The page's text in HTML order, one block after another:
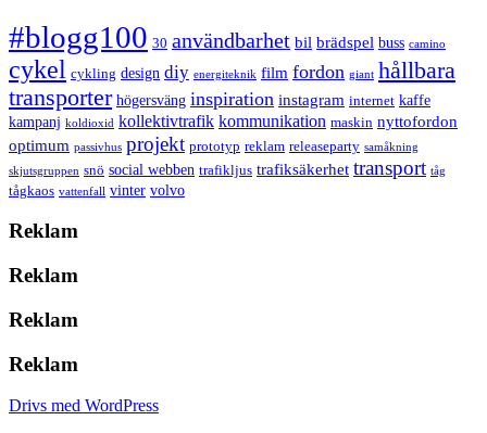
#blogg100 30 användbarhet bil brädspel buss camino
cykel cykling design diy energiteknik film fordon giant hållbara
transporter högersväng inspiration instagram internet kaffe
kampanj koldioxid kollektivtrafik kommunikation maskin nyttofordon
optimum passivhus projekt prototyp reklam releaseparty samåkning
skjutsgruppen snö social webben trafikljus trafiksäkerhet transport tåg
tågkaos vattenfall vinter volvo
Reklam
Reklam
Reklam
Reklam
Drivs med WordPress